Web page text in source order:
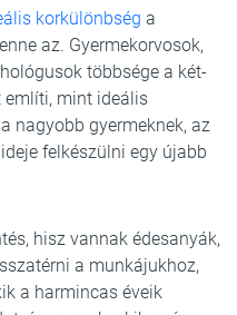
korkülönbség a
az. Gyermekorvosok,
többsége a két-
említi, mint ideális
nagyobb gyermeknek, az
felkészülni egy újabb
hisz vannak édesanyák,
a munkájukhoz,
a harmincas éveik